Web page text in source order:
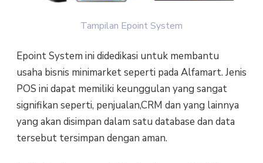
Tampilan Epoint System
Epoint System ini didedikasi untuk membantu
usaha bisnis minimarket seperti pada Alfamart. Jenis
POS ini dapat memiliki keunggulan yang sangat
signifikan seperti, penjualan,CRM dan yang lainnya
yang akan disimpan dalam satu database dan data
tersebut tersimpan dengan aman.